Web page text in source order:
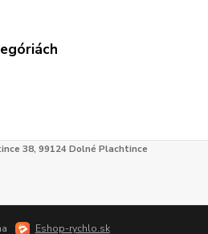
38, 99124 Dolné Plachtince
Eshop-rychlo.sk